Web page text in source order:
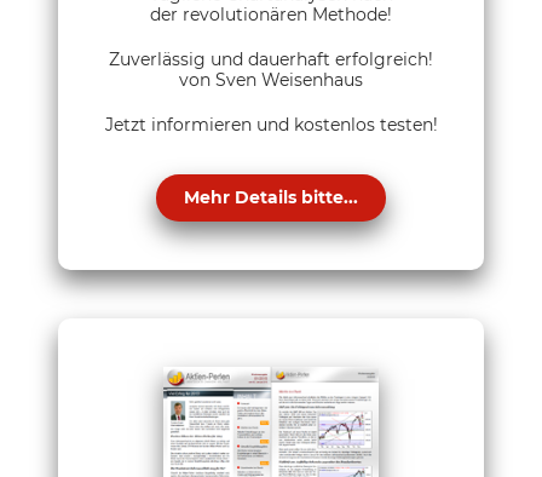
der revolutionären Methode!
Zuverlässig und dauerhaft erfolgreich!
von Sven Weisenhaus
Jetzt informieren und kostenlos testen!
Mehr Details bitte...